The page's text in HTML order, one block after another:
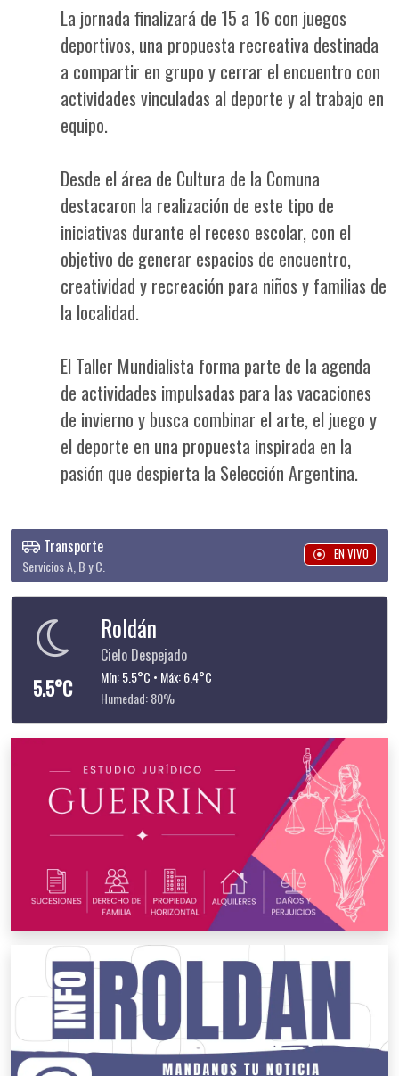
La jornada finalizará de 15 a 16 con juegos
deportivos, una propuesta recreativa destinada
a compartir en grupo y cerrar el encuentro con
actividades vinculadas al deporte y al trabajo en
equipo.
Desde el área de Cultura de la Comuna
destacaron la realización de este tipo de
iniciativas durante el receso escolar, con el
objetivo de generar espacios de encuentro,
creatividad y recreación para niños y familias de
la localidad.
El Taller Mundialista forma parte de la agenda
de actividades impulsadas para las vacaciones
de invierno y busca combinar el arte, el juego y
el deporte en una propuesta inspirada en la
pasión que despierta la Selección Argentina.
Transporte
Servicios A, B y C.
EN VIVO
5.5°C
Roldán
Cielo Despejado
Mín: 5.5°C • Máx: 6.4°C
Humedad: 80%